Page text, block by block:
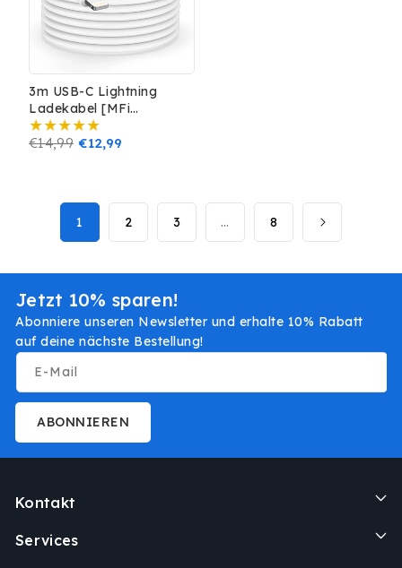
3m USB-C Lightning
Ladekabel [MFi
Zertifiziert] für iPhone
iPad AirPods
Normaler
€14,99 Verkaufspreis
€12,99
1 2 3 … 8
Jetzt 10% sparen!
Abonniere unseren Newsletter und erhalte 10% Rabatt
auf deine nächste Bestellung!
E-Mail
ABONNIEREN
Kontakt
Services